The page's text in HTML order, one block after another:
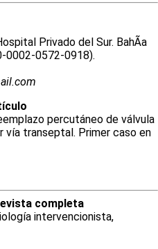
Privado del Sur. BahÃ­a
0002-0572-0918).
percutáneo de válvula
vía transeptal. Primer caso en
completa
intervencionista,